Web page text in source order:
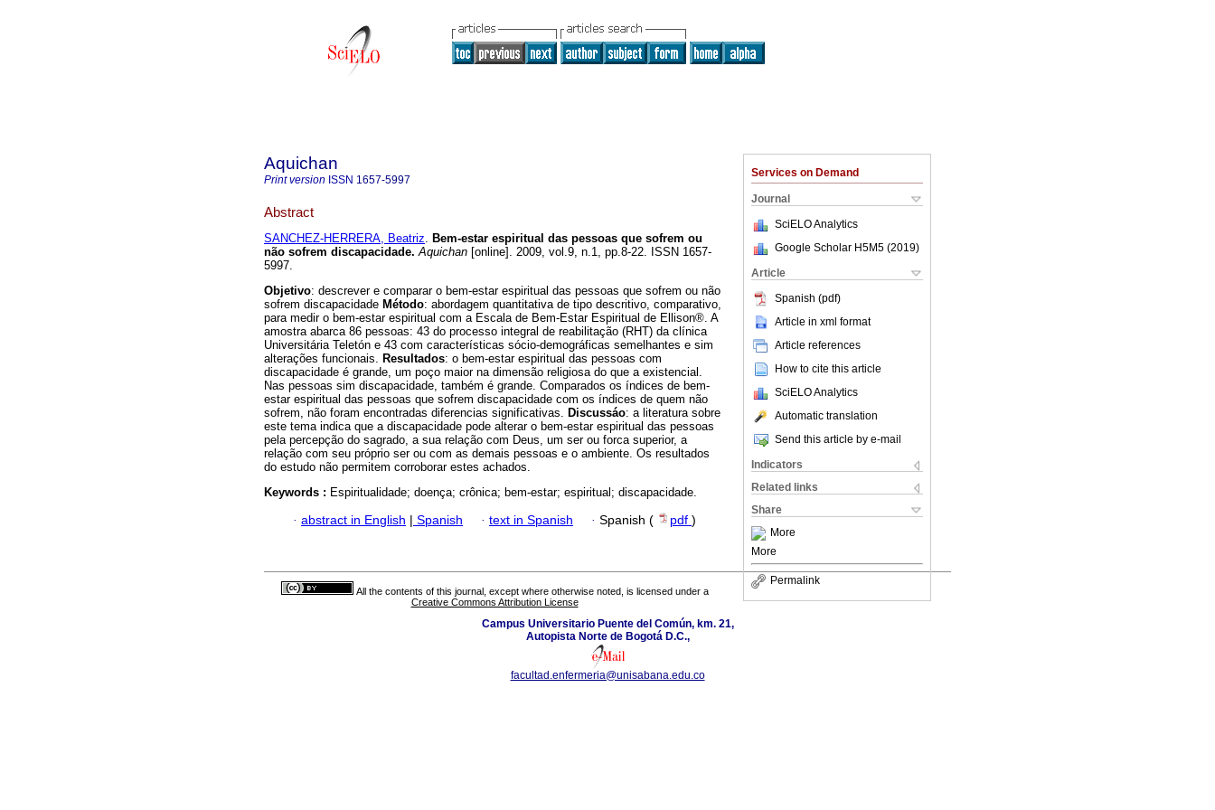
Services on Demand
Journal
SciELO Analytics
Google Scholar H5M5 (2019)
Article
Spanish (pdf)
Article in xml format
Article references
How to cite this article
SciELO Analytics
Automatic translation
Send this article by e-mail
Indicators
Related links
Share
More
More
Permalink
Aquichan
Print version ISSN 1657-5997
Abstract
SANCHEZ-HERRERA, Beatriz. Bem-estar espiritual das pessoas que sofrem ou
não sofrem discapacidade. Aquichan [online]. 2009, vol.9, n.1, pp.8-22. ISSN 1657-
5997.
Objetivo: descrever e comparar o bem-estar espiritual das pessoas que sofrem ou não
sofrem discapacidade Método: abordagem quantitativa de tipo descritivo, comparativo,
para medir o bem-estar espiritual com a Escala de Bem-Estar Espiritual de Ellison®. A
amostra abarca 86 pessoas: 43 do processo integral de reabilitação (RHT) da clínica
Universitária Teletón e 43 com características sócio-demográficas semelhantes e sim
alterações funcionais. Resultados: o bem-estar espiritual das pessoas com
discapacidade é grande, um poço maior na dimensão religiosa do que a existencial.
Nas pessoas sim discapacidade, também é grande. Comparados os índices de bem-
estar espiritual das pessoas que sofrem discapacidade com os índices de quem não
sofrem, não foram encontradas diferencias significativas. Discussáo: a literatura sobre
este tema indica que a discapacidade pode alterar o bem-estar espiritual das pessoas
pela percepção do sagrado, a sua relação com Deus, um ser ou forca superior, a
relação com seu próprio ser ou com as demais pessoas e o ambiente. Os resultados
do estudo não permitem corroborar estes achados.
Keywords : Espiritualidade; doença; crônica; bem-estar; espiritual; discapacidade.
· abstract in English | Spanish · text in Spanish · Spanish ( pdf )
All the contents of this journal, except where otherwise noted, is licensed under a
Creative Commons Attribution License
Campus Universitario Puente del Común, km. 21,
Autopista Norte de Bogotá D.C.,
facultad.enfermeria@unisabana.edu.co